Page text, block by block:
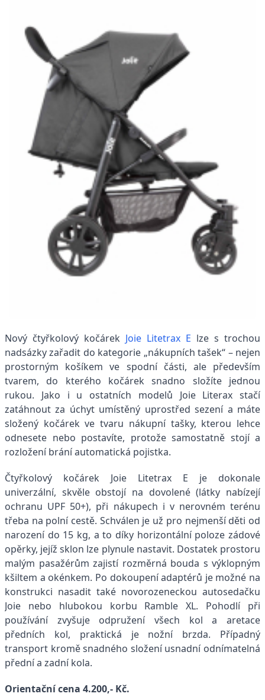
Nový čtyřkolový kočárek Joie Litetrax E lze s trochou
nadsázky zařadit do kategorie „nákupních tašek“ – nejen
prostorným košíkem ve spodní části, ale především
tvarem, do kterého kočárek snadno složíte jednou
rukou. Jako i u ostatních modelů Joie Literax stačí
zatáhnout za úchyt umístěný uprostřed sezení a máte
složený kočárek ve tvaru nákupní tašky, kterou lehce
odnesete nebo postavíte, protože samostatně stojí a
rozložení brání automatická pojistka.
Čtyřkolový kočárek Joie Litetrax E je dokonale
univerzální, skvěle obstojí na dovolené (látky nabízejí
ochranu UPF 50+), při nákupech i v nerovném terénu
třeba na polní cestě. Schválen je už pro nejmenší děti od
narození do 15 kg, a to díky horizontální poloze zádové
opěrky, jejíž sklon lze plynule nastavit. Dostatek prostoru
malým pasažérům zajistí rozměrná bouda s výklopným
kšiltem a okénkem. Po dokoupení adaptérů je možné na
konstrukci nasadit také novorozeneckou autosedačku
Joie nebo hlubokou korbu Ramble XL. Pohodlí při
používání zvyšuje odpružení všech kol a aretace
předních kol, praktická je nožní brzda. Případný
transport kromě snadného složení usnadní odnímatelná
přední a zadní kola.
Orientační cena 4.200,- Kč.